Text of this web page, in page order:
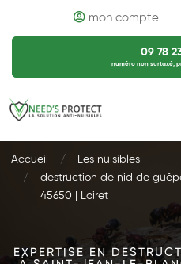
mon compte
09 78
numéro non surtaxé,
Accueil
Les nuisibles
destruction de nid de
45650 | Loiret
EXPERTISE EN